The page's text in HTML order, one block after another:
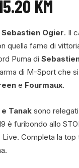
KM
Sebastien Ogier. Il
quella fame di
Puma di
di M-Sport che
e Fourmaux.
Tanak sono
è furibondo allo
Completa la top